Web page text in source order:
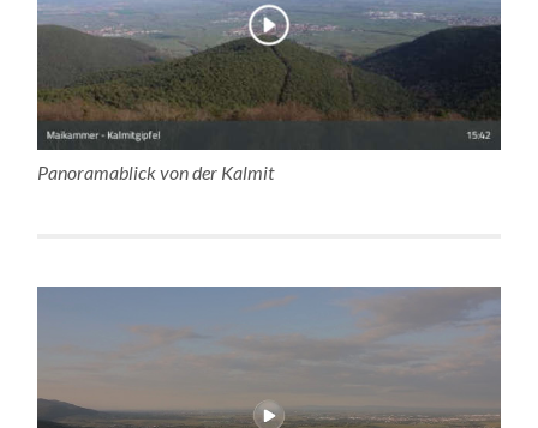
Panoramablick von der Kalmit